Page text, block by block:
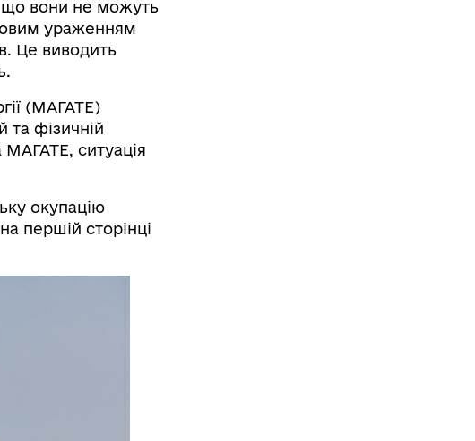
що вони не можуть
ураженням
Це виводить
(МАГАТЕ)
та фізичній
МАГАТЕ, ситуація
окупацію
першій сторінці